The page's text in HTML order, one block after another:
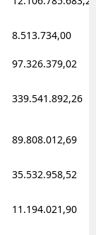
8.513.734,00
97.326.379,02
339.541.892,26
89.808.012,69
35.532.958,52
11.194.021,90